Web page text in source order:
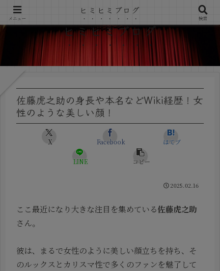
ヒミヒミブログ
佐藤虎之助の身長や本名などWiki経歴！女
性のような美しい顔！
X Facebook はてブ
LINE コピー
2025.02.16
ここ最近になり大きな注目を集めている佐藤虎之助
さん。
彼は、まるで女性のように美しい顔立ちを持ち、そ
のルックスとカリスマ性で多くのファンを魅了して
メニュー
ヒミヒミブログ
検索